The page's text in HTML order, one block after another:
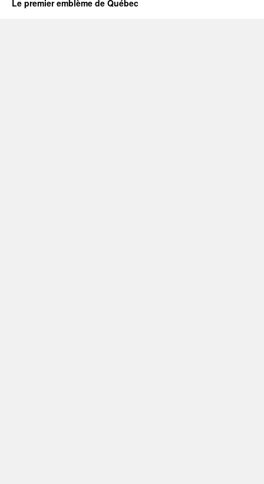
Le premier emblème de Québec